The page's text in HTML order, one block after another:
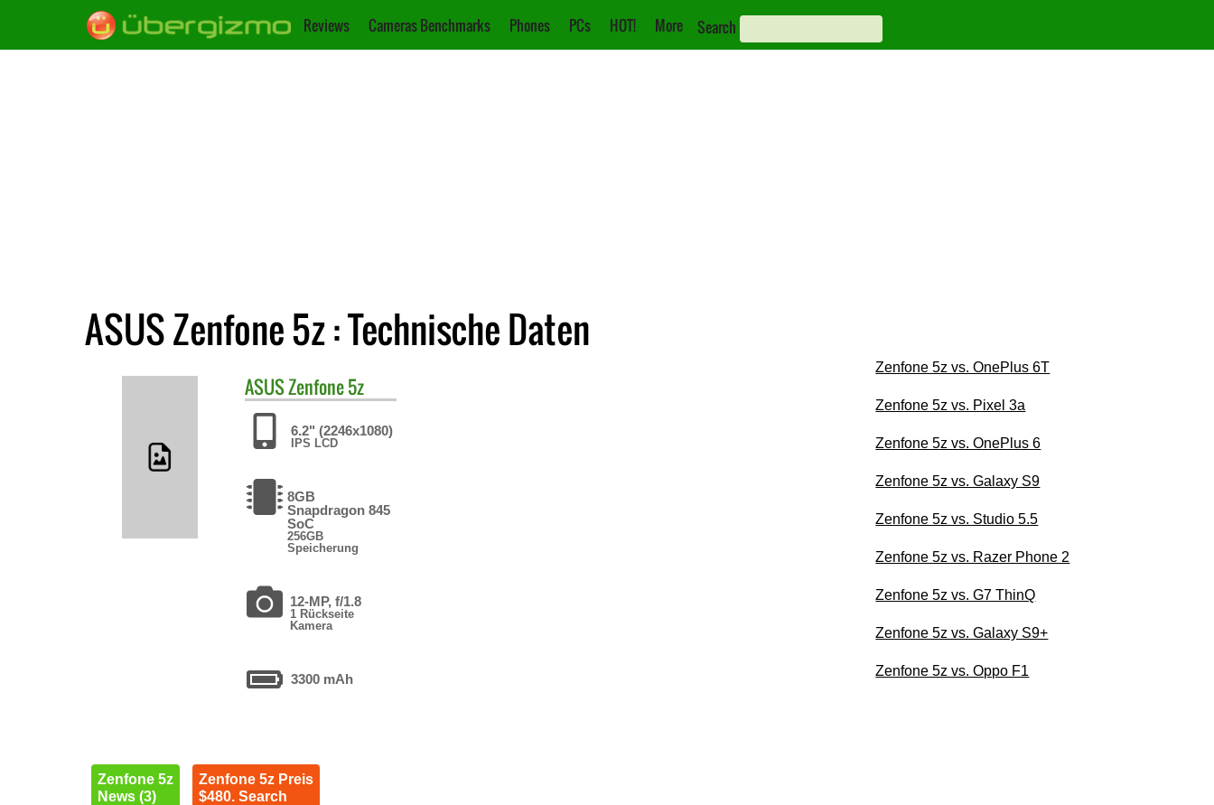
Reviews Cameras Benchmarks Phones PCs HOT! More Search
ASUS Zenfone 5z : Technische Daten
ASUSZenfone 5z
6.2" (2246x1080)
IPS LCD
8GB
Snapdragon 845
SoC
256GB
Speicherung
12-MP, f/1.8
1 Rückseite
Kamera
3300 mAh
Zenfone 5z
News (3)
Zenfone 5z Preis
$480. Search
Zenfone 5z vs. OnePlus 6T
Zenfone 5z vs. Pixel 3a
Zenfone 5z vs. OnePlus 6
Zenfone 5z vs. Galaxy S9
Zenfone 5z vs. Studio 5.5
Zenfone 5z vs. Razer Phone 2
Zenfone 5z vs. G7 ThinQ
Zenfone 5z vs. Galaxy S9+
Zenfone 5z vs. Oppo F1